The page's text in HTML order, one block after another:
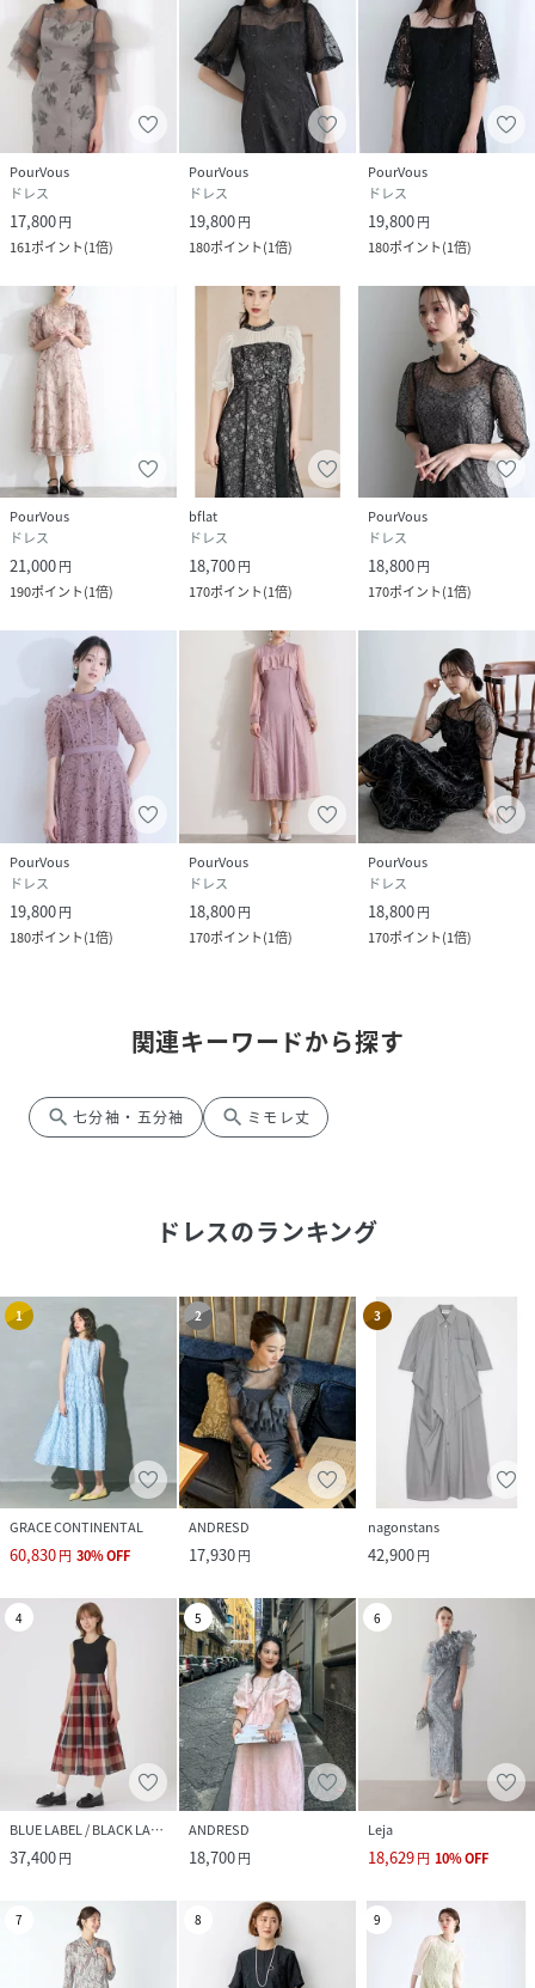
PourVous
ドレス
17,800円
161ポイント(1倍)
PourVous
ドレス
19,800円
180ポイント(1倍)
PourVous
ドレス
19,800円
180ポイント(1倍)
PourVous
ドレス
21,000円
190ポイント(1倍)
bflat
ドレス
18,700円
170ポイント(1倍)
PourVous
ドレス
18,800円
170ポイント(1倍)
PourVous
ドレス
19,800円
180ポイント(1倍)
PourVous
ドレス
18,800円
170ポイント(1倍)
PourVous
ドレス
18,800円
170ポイント(1倍)
関連キーワードから探す
search 七分袖・五分袖 search ミモレ丈
ドレスのランキング
1
GRACE CONTINENTAL
60,830円 30%OFF
2
ANDRESD
17,930円
3
nagonstans
42,900円
4
BLUE LABEL / BLACK LABEL CRESTBRIDGE
37,400円
5
ANDRESD
18,700円
6
Leja
18,629円 10%OFF
7 8 9